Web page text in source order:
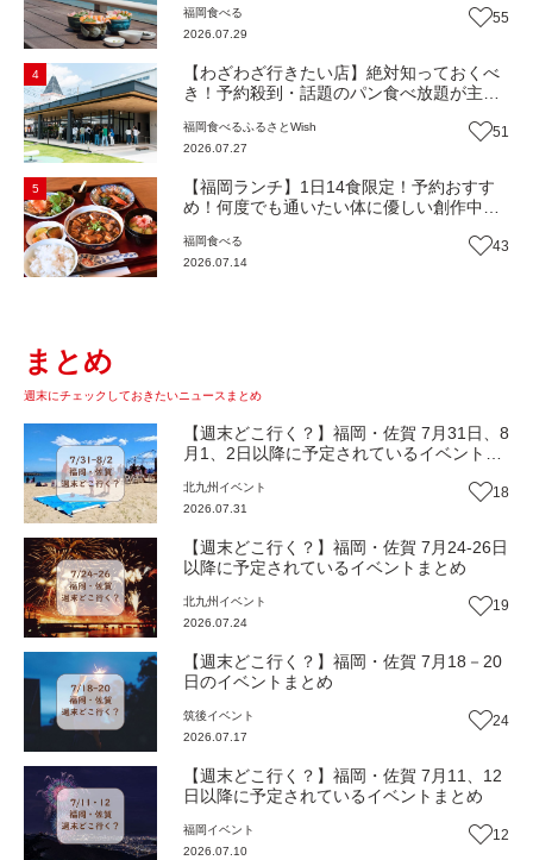
堂』（福岡市西区）【まち歩き】
福岡食べる
2026.07.29
55
4
【わざわざ行きたい店】絶対知っておくべ
き！予約殺到・話題のパン食べ放題が主
『bound garden』（福岡・新宮町）【まち
歩き】
福岡食べるふるさとWish
2026.07.27
51
5
【福岡ランチ】1日14食限定！予約おすす
め！何度でも通いたい体に優しい創作中華
【まち歩き】
福岡食べる
2026.07.14
43
まとめ
週末にチェックしておきたいニュースまとめ
【週末どこ行く？】福岡・佐賀 7月31日、8
月1、2日以降に予定されているイベントま
北九州 イベント
2026.07.31
18
【週末どこ行く？】福岡・佐賀 7月24-26日
以降に予定されているイベントまとめ
北九州 イベント
2026.07.24
19
【週末どこ行く？】福岡・佐賀 7月18－20
日のイベントまとめ
筑後イベント
2026.07.17
24
【週末どこ行く？】福岡・佐賀 7月11、12
日以降に予定されているイベントまとめ
福岡 イベント
2026.07.10
12